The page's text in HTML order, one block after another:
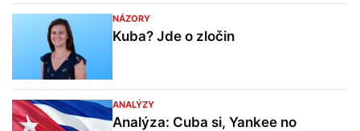
NÁZORY
Kuba? Jde o zločin
ANALÝZY
Analýza: Cuba si, Yankee no